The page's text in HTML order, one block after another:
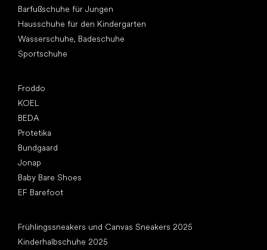
Barfußschuhe für Jungen
Hausschuhe für den Kindergarten
Wasserschuhe, Badeschuhe
Sportschuhe
Froddo
KOEL
BEDA
Protetika
Bundgaard
Jonap
Baby Bare Shoes
EF Barefoot
Frühlingssneakers und Canvas Sneakers 2025
Kinderhalbschuhe 2025